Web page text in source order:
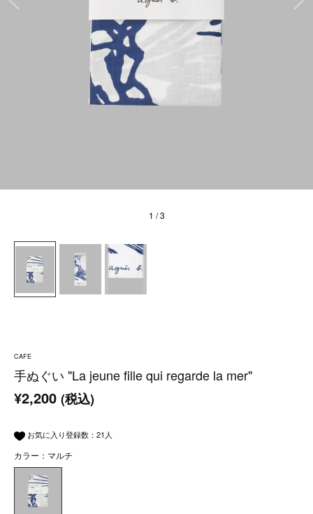
1 / 3
CAFE
手ぬぐい "La jeune fille qui regarde la mer"
¥2,200 (税込)
お気に入り登録数： 21 人
カラー：マルチ